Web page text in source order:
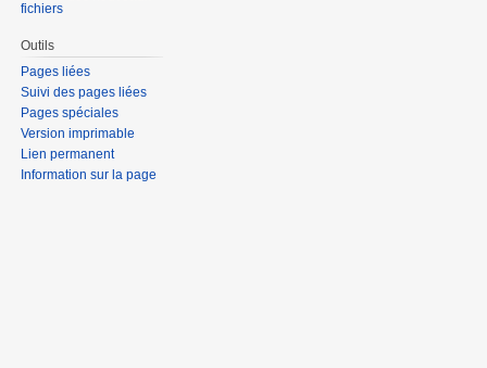
fichiers
Outils
Pages liées
Suivi des pages liées
Pages spéciales
Version imprimable
Lien permanent
Information sur la page